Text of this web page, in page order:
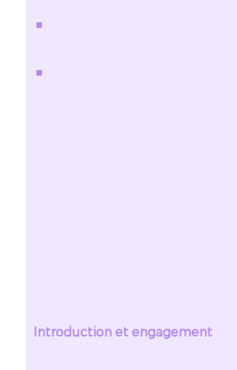
Introduction et engagement